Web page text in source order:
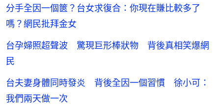
分手全因一個篋？台女求復合：你現在賺比較多了
嗎？網民批拜金女
台孕婦照超聲波 驚現巨形棒狀物 背後真相笑爆網
民
台夫妻身體同時發炎 背後全因一個習慣 徐小可：
我們兩天做一次